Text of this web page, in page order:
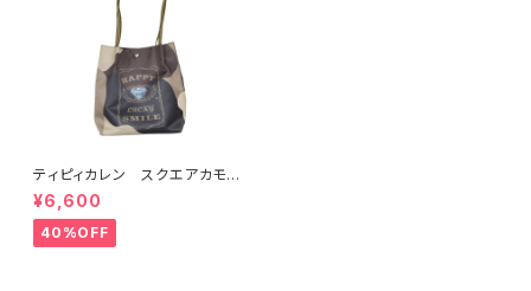
ティピィカレン スクエアカモフ
ラージュダブルハンドルショルダ
ーバッグ
¥6,600
40%OFF